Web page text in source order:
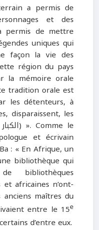
a permis de
et des
permis de mettre
uniques qui
façon la vie des
région du pays
la mémoire orale
tradition orale est
les détenteurs, à
disparaissent, les
et écrivain
: « En Afrique, un
bibliothèque qui
bibliothèques
africaines n’ont-
maîtres du
entre le 15e
d’entre eux.